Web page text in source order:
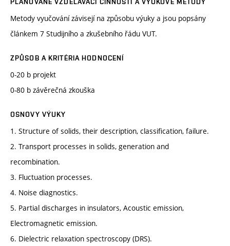
PLÁNOVANÉ VZDĚLÁVACÍ ČINNOSTI A VÝUKOVÉ METODY
Metody vyučování závisejí na způsobu výuky a jsou popsány
článkem 7 Studijního a zkušebního řádu VUT.
ZPŮSOB A KRITÉRIA HODNOCENÍ
0-20 b projekt
0-80 b závěrečná zkouška
OSNOVY VÝUKY
1. Structure of solids, their description, classification, failure.
2. Transport processes in solids, generation and
recombination.
3. Fluctuation processes.
4. Noise diagnostics.
5. Partial discharges in insulators, Acoustic emission,
Electromagnetic emission.
6. Dielectric relaxation spectroscopy (DRS).